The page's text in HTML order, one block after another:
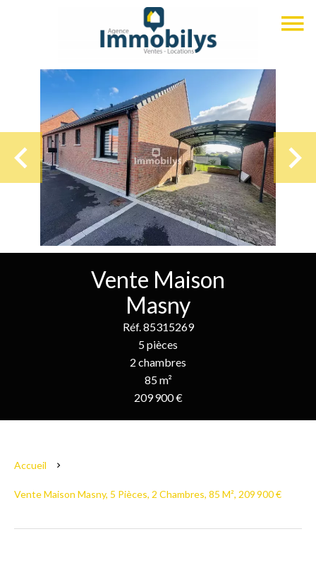
Vente Maison
Masny
Réf. 85315269
5 pièces
2 chambres
85 m²
209 900 €
Accueil
Vente Maison Masny, 5 Pièces, 2 Chambres, 85 M², 209 900 €